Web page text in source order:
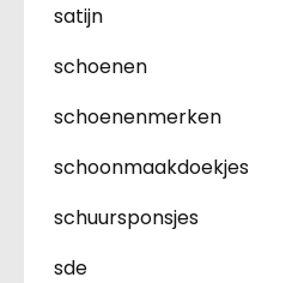
satijn
schoenen
schoenenmerken
schoonmaakdoekjes
schuursponsjes
sde